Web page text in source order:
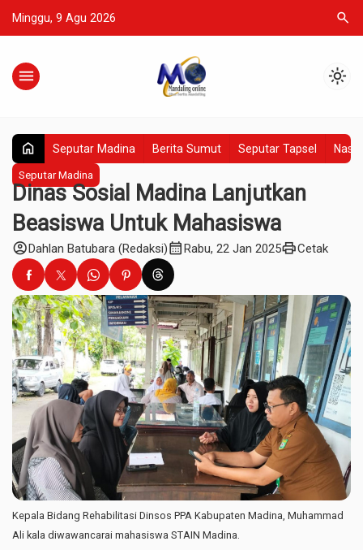
Minggu, 9 Agu 2026 search
menu light_mode
home Seputar Madina Berita Sumut Seputar Tapsel
Seputar Madina
Dinas Sosial Madina Lanjutkan
Beasiswa Untuk Mahasiswa
account_circleDahlan Batubara (Redaksi)calendar_monthRabu, 22 Jan 2025printCetak
Kepala Bidang Rehabilitasi Dinsos PPA Kabupaten Madina, Muhammad
Ali kala diwawancarai mahasiswa STAIN Madina.